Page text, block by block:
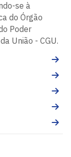
se à
do Órgão
Poder
União - CGU.